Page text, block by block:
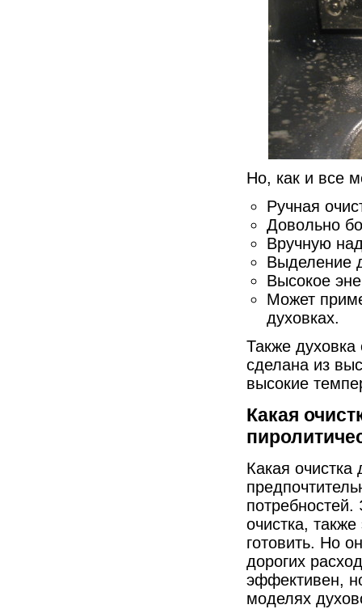
Но, как и все
Ручная
Довольно
Вручную
Выделение
Высокое
Может
духовках.
Также
сделана из
высокие
Какая
Какая очистка
потребностей.
очистка,
готовить. Но
дорогих
эффективен,
моделях